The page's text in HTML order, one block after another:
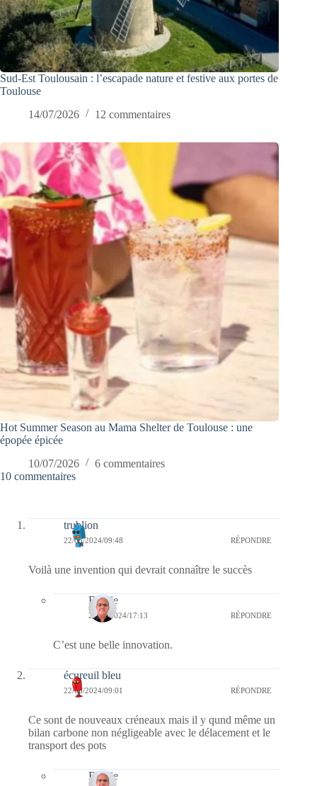
Sud-Est Toulousain : l’escapade nature et festive aux portes de
Toulouse
14/07/2026
12 commentaires
Hot Summer Season au Mama Shelter de Toulouse : une
épopée épicée
10/07/2026
6 commentaires
10 commentaires
trublion
22/05/2024/09:48 RÉPONDRE
Voilà une invention qui devrait connaître le succès
Bernie
22/05/2024/17:13 RÉPONDRE
C’est une belle innovation.
écureuil bleu
22/05/2024/09:01 RÉPONDRE
Ce sont de nouveaux créneaux mais il y qund même un
bilan carbone non négligeable avec le délacement et le
transport des pots
Bernie